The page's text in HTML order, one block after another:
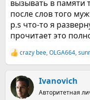
вызывать в памяти
после слов того
p.s что-то я
прочитает это
Р
е
к
ц
и
crazy bee,OLGA664,
Ivanovich
Авторитетная